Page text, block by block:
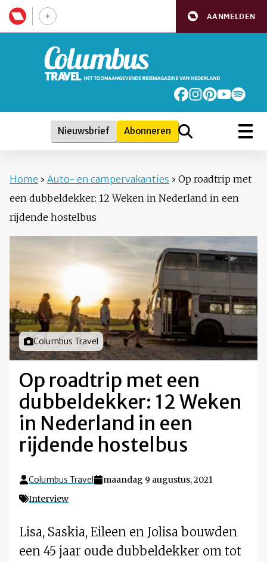
AANMELDEN
Nieuwsbrief Abonneren
Home › Auto- en campervakanties › Op roadtrip met
een dubbeldekker: 12 Weken in Nederland in een
rijdende hostelbus
Foto door
Columbus Travel
Op roadtrip met een
dubbeldekker: 12 Weken
in Nederland in een
rijdende hostelbus
Columbus Travel
maandag 9 augustus, 2021
Interview
Lisa, Saskia, Eileen en Jolisa bouwden
een 45 jaar oude dubbeldekker om tot